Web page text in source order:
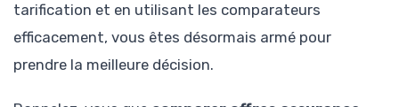
tarification et en utilisant les comparateurs
efficacement, vous êtes désormais armé pour
prendre la meilleure décision.